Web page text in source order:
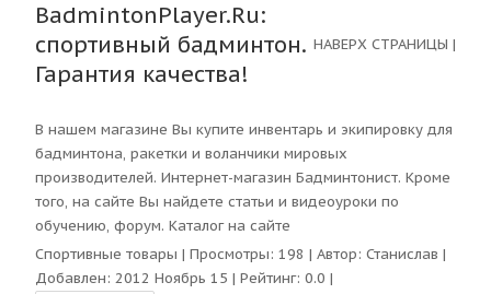
BadmintonPlayer.Ru:
спортивный бадминтон.
Гарантия качества!
НАВЕРХ СТРАНИЦЫ |
В нашем магазине Вы купите инвентарь и экипировку для
бадминтона, ракетки и воланчики мировых
производителей. Интернет-магазин Бадминтонист. Кроме
того, на сайте Вы найдете статьи и видеоуроки по
обучению, форум. Каталог на сайте
Спортивные товары | Просмотры: 198 | Автор: Станислав |
Добавлен: 2012 Ноябрь 15 | Рейтинг: 0.0 |